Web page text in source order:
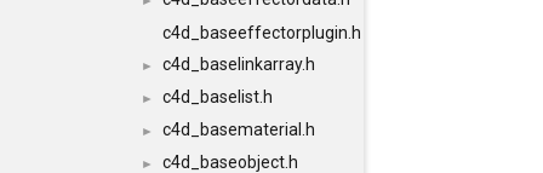
c4d_baseeffectorplugin.h
► c4d_baselinkarray.h
► c4d_baselist.h
► c4d_basematerial.h
► c4d_baseobject.h